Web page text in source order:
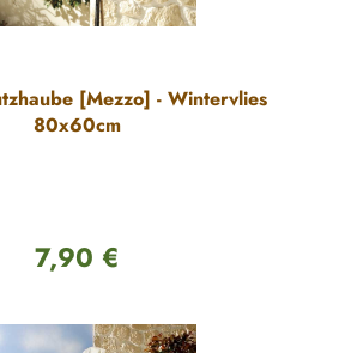
[Mezzo] - Wintervlies
80x60cm
Regulärer Preis:
7,90 €